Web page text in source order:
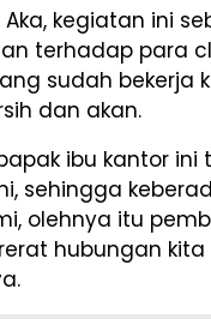
Aka, kegiatan ini
terhadap para
sudah bekerja
dan akan.
ibu kantor
sehingga
olehnya itu
hubungan